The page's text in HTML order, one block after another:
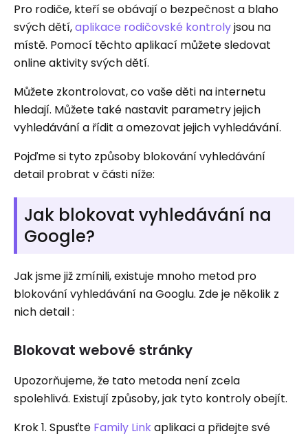
Pro rodiče, kteří se obávají o bezpečnost a blaho
svých dětí,aplikace rodičovské kontrolyjsou na
místě. Pomocí těchto aplikací můžete sledovat
online aktivity svých dětí.
Můžete zkontrolovat, co vaše děti na internetu
hledají. Můžete také nastavit parametry jejich
vyhledávání a řídit a omezovat jejich vyhledávání.
Pojďme si tyto způsoby blokování vyhledávání
detail probrat v části níže:
Jak blokovat vyhledávání na
Google?
Jak jsme již zmínili, existuje mnoho metod pro
blokování vyhledávání na Googlu. Zde je několik z
nich detail :
Blokovat webové stránky
Upozorňujeme, že tato metoda není zcela
spolehlivá. Existují způsoby, jak tyto kontroly obejít.
Krok 1. Spusťte Family Linkaplikaci a přidejte své